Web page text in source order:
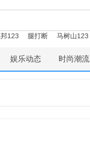
123 腿打断 马树山123
娱乐动态 时尚潮流